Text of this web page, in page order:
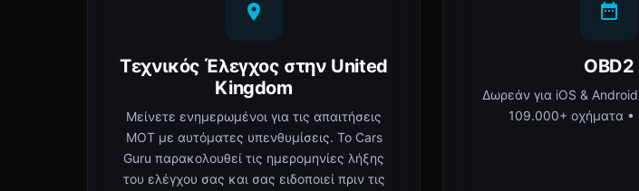
Τεχνικός Έλεγχος στην United
Kingdom
Μείνετε ενημερωμένοι για τις απαιτήσεις
MOT με αυτόματες υπενθυμίσεις. Το Cars
Guru παρακολουθεί τις ημερομηνίες λήξης
του ελέγχου σας και σας ειδοποιεί πριν τις
OBD2
Δωρεάν για iOS & Android
109.000+ οχήματα •